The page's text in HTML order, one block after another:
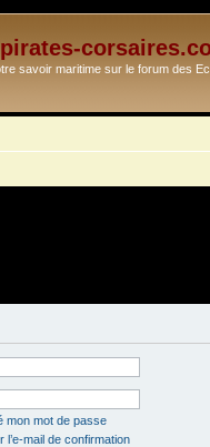
savoir maritime sur le forum des
mon mot de passe
l’e-mail de confirmation